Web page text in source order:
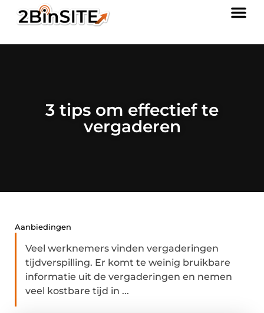
3 tips om effectief te
vergaderen
Aanbiedingen
Veel werknemers vinden vergaderingen
tijdverspilling. Er komt te weinig bruikbare
informatie uit de vergaderingen en nemen
veel kostbare tijd in ...